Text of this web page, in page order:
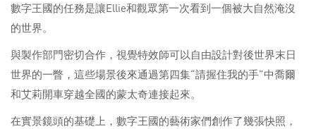
數字王國的任務是讓Ellie和觀眾第一次看到一個被大自然淹沒
的世界。
與製作部門密切合作，視覺特效師可以自由設計對後世界末日
世界的一瞥，這些場景後來通過第四集“請握住我的手”中喬爾
和艾莉開車穿越全國的蒙太奇連接起來。
在實景鏡頭的基礎上，數字王國的藝術家們創作了幾張快照，